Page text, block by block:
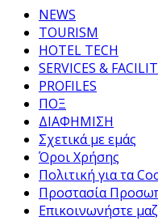
NEWS
TOURISM
HOTEL TECH
SERVICES &
PROFILES
ΠΟΞ
ΔΙΑΦΗΜΙΣΗ
Σχετικά με εμάς
Όροι Χρήσης
Πολιτική για τα
Προστασία
Επικοινωνήστε